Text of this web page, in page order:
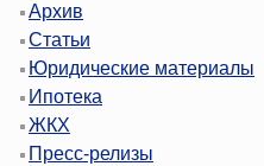
Архив
Статьи
Юридические материалы
Ипотека
ЖКХ
Пресс-релизы